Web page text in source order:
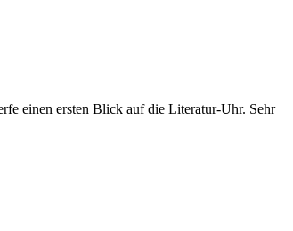
einen ersten Blick auf die Literatur-Uhr. Sehr